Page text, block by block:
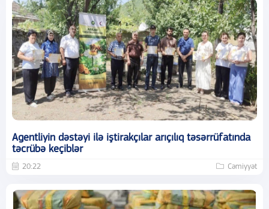
Agentliyin dəstəyi ilə iştirakçılar arıçılıq təsərrüfatında
təcrübə keçiblər
20:22 Cəmiyyət